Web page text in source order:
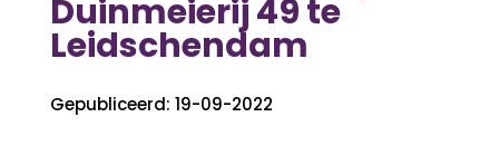
Duinmeierij 49 te
Leidschendam
Gepubliceerd: 19-09-2022